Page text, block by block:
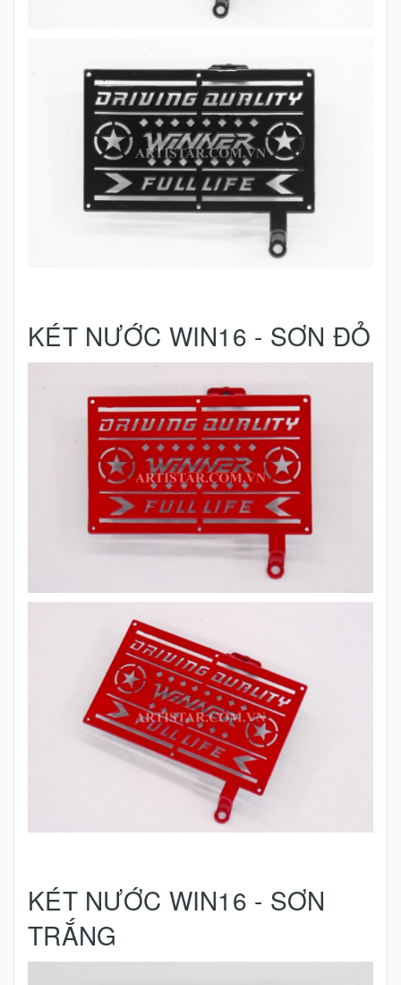
KÉT NƯỚC WIN16 - SƠN ĐỎ
KÉT NƯỚC WIN16 - SƠN
TRẮNG